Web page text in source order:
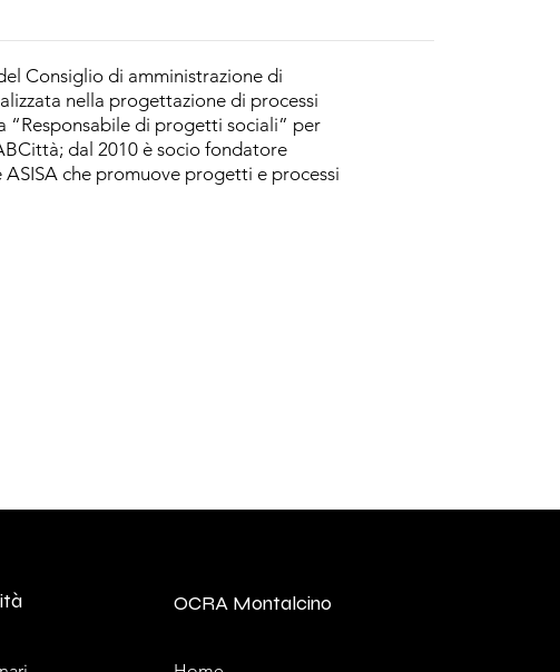
Consiglio di amministrazione di
nella progettazione di processi
“Responsabile di progetti sociali” per
dal 2010 è socio fondatore
che promuove progetti e processi
OCRA Montalcino